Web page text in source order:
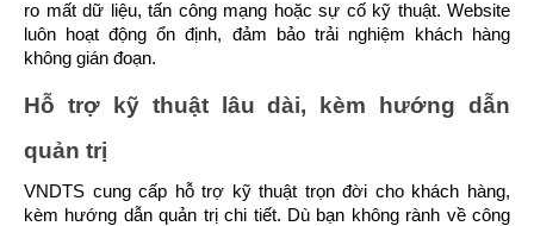
ro mất dữ liệu, tấn công mạng hoặc sự cố kỹ thuật. Website
luôn hoạt động ổn định, đảm bảo trải nghiệm khách hàng
không gián đoạn.
Hỗ trợ kỹ thuật lâu dài, kèm hướng dẫn
quản trị
VNDTS cung cấp hỗ trợ kỹ thuật trọn đời cho khách hàng,
kèm hướng dẫn quản trị chi tiết. Dù bạn không rành về công